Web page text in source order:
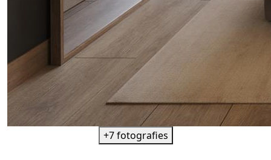
+7 fotografies